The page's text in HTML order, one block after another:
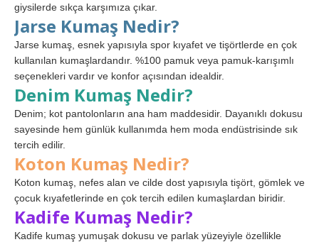
giysilerde sıkça karşımıza çıkar.
Jarse Kumaş Nedir?
Jarse kumaş, esnek yapısıyla spor kıyafet ve tişörtlerde en çok
kullanılan kumaşlardandır. %100 pamuk veya pamuk-karışımlı
seçenekleri vardır ve konfor açısından idealdir.
Denim Kumaş Nedir?
Denim; kot pantolonların ana ham maddesidir. Dayanıklı dokusu
sayesinde hem günlük kullanımda hem moda endüstrisinde sık
tercih edilir.
Koton Kumaş Nedir?
Koton kumaş, nefes alan ve cilde dost yapısıyla tişört, gömlek ve
çocuk kıyafetlerinde en çok tercih edilen kumaşlardan biridir.
Kadife Kumaş Nedir?
Kadife kumaş yumuşak dokusu ve parlak yüzeyiyle özellikle